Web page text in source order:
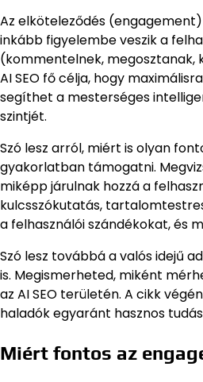
Az elköteleződés
inkább figyelembe veszik a
(kommentelnek, megosztanak,
AI SEO fő célja, hogy
segíthet a mesterséges
szintjét.
Szó lesz arról, miért is olyan
gyakorlatban támogatni.
miképp járulnak hozzá a
kulcsszókutatás,
a felhasználói szándékokat, és
Szó lesz továbbá a valós idejű
is. Megismerheted, miként
az AI SEO területén. A cikk
haladók egyaránt hasznos
Miért fontos az